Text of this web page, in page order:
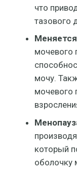
что
тазового
мочевого
мочу.
мочевого
который
оболочку